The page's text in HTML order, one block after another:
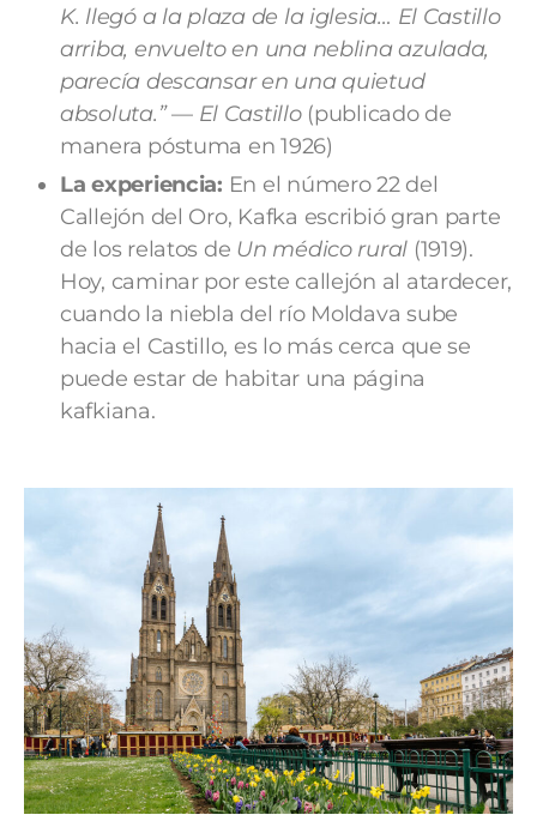
K. llegó a la plaza de la iglesia… El Castillo
arriba, envuelto en una neblina azulada,
parecía descansar en una quietud
absoluta.”— El Castillo(publicado de
manera póstuma en 1926)
La experiencia: En el número 22 del
Callejón del Oro, Kafka escribió gran parte
de los relatos de Un médico rural (1919).
Hoy, caminar por este callejón al atardecer,
cuando la niebla del río Moldava sube
hacia el Castillo, es lo más cerca que se
puede estar de habitar una página
kafkiana.